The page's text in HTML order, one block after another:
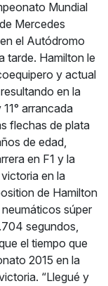
Mundial
Mercedes
el Autódromo
tarde. Hamilton le
y actual
en la
arrancada
flechas de plata
de edad,
en F1 y la
en la
de Hamilton
súper
segundos,
el tiempo que
2015 en la
“Llegué y